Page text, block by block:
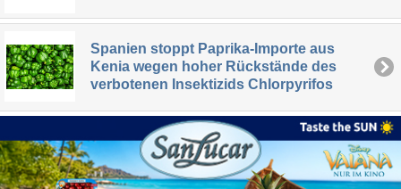
Spanien stoppt Paprika-Importe aus
Kenia wegen hoher Rückstände des
verbotenen Insektizids Chlorpyrifos